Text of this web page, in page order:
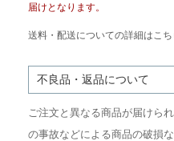
届けとなります。
送料・配送についての詳細はこち
不良品・返品について
ご注文と異なる商品が届けら
の事故などによる商品の破損な